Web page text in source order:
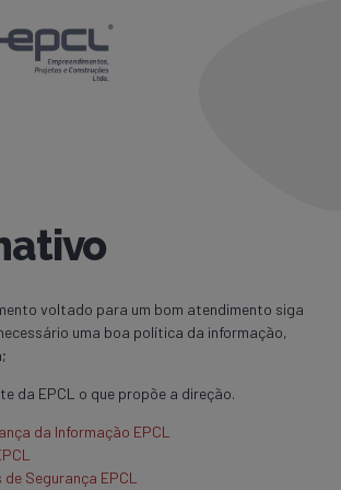
voltado para um bom atendimento siga
uma boa política da informação,
da EPCL o que propõe a direção.
da Informação EPCL
Segurança EPCL